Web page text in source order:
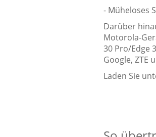
- Müheloses
Darüber
Motorola-
30 Pro/Edge
Google, ZTE
Laden Sie